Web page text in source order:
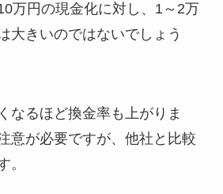
万円の現金化に対し、1～2万
大きいのではないでしょう
なるほど換金率も上がりま
意が必要ですが、他社と比較
。